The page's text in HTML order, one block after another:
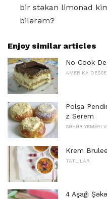
bir stəkan limonad
bilərəm?
Enjoy similar articles
No Cook
AMERIKA
Polşa
z Serem
SƏHƏR YEMƏYI
Krem
TATLILAR
4 Aşağı